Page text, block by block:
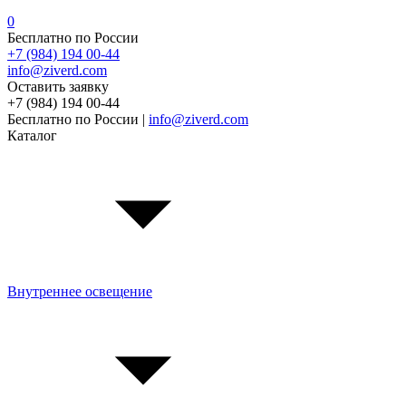
0
Бесплатно по России
+7 (984) 194 00-44
info@ziverd.com
Оставить заявку
+7 (984) 194 00-44
Бесплатно по России | info@ziverd.com
Каталог
Внутреннее освещение